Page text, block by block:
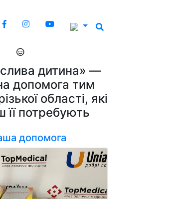
дитина» —
допомога тим
області, які
її потребують
допомога